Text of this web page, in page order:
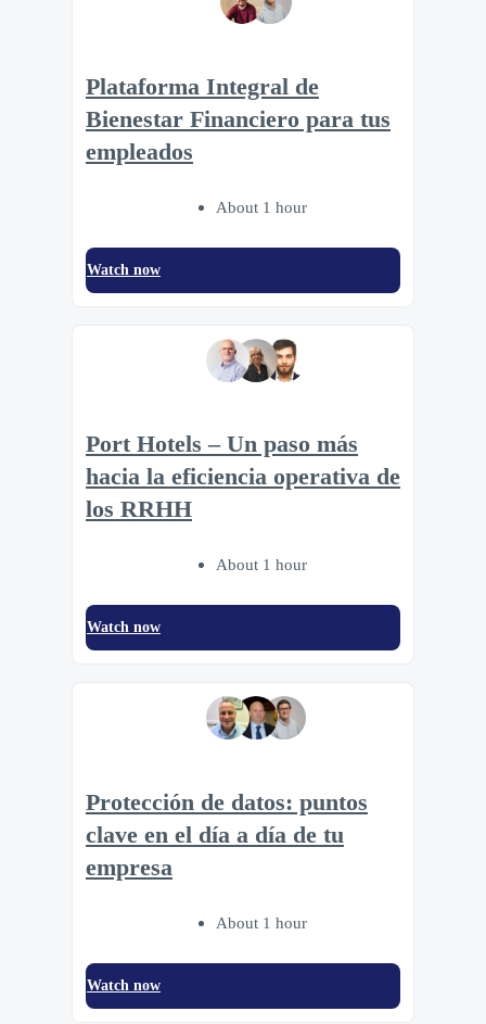
Plataforma Integral de
Bienestar Financiero para tus
empleados
About 1 hour
Watch now
Port Hotels – Un paso más
hacia la eficiencia operativa de
los RRHH
About 1 hour
Watch now
Protección de datos: puntos
clave en el día a día de tu
empresa
About 1 hour
Watch now